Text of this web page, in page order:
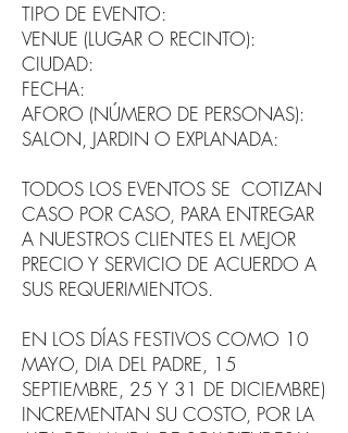
TIPO DE EVENTO:
VENUE (LUGAR O RECINTO):
CIUDAD:
FECHA:
AFORO (NÚMERO DE PERSONAS):
SALON, JARDIN O EXPLANADA:
TODOS LOS EVENTOS SE COTIZAN
CASO POR CASO, PARA ENTREGAR
A NUESTROS CLIENTES EL MEJOR
PRECIO Y SERVICIO DE ACUERDO A
SUS REQUERIMIENTOS.
EN LOS DÍAS FESTIVOS COMO 10
MAYO, DIA DEL PADRE, 15
SEPTIEMBRE, 25 Y 31 DE DICIEMBRE)
INCREMENTAN SU COSTO, POR LA